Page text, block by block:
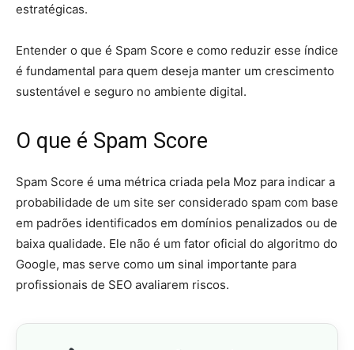
estratégicas.
Entender o que é Spam Score e como reduzir esse índice
é fundamental para quem deseja manter um crescimento
sustentável e seguro no ambiente digital.
O que é Spam Score
Spam Score é uma métrica criada pela Moz para indicar a
probabilidade de um site ser considerado spam com base
em padrões identificados em domínios penalizados ou de
baixa qualidade. Ele não é um fator oficial do algoritmo do
Google, mas serve como um sinal importante para
profissionais de SEO avaliarem riscos.